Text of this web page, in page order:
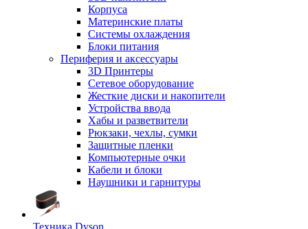
Корпуса
Материнские платы
Системы охлаждения
Блоки питания
Периферия и аксессуары
3D Принтеры
Сетевое оборудование
Жесткие диски и накопители
Устройства ввода
Хабы и разветвители
Рюкзаки, чехлы, сумки
Защитные пленки
Компьютерные очки
Кабели и блоки
Наушники и гарнитуры
Техника Dyson